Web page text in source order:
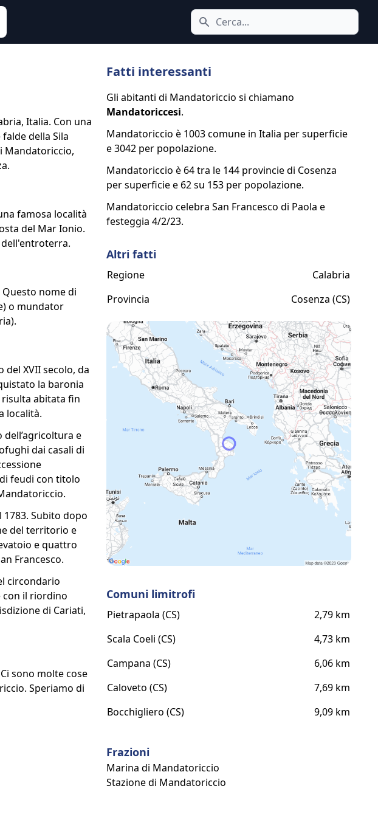
Cerca icona
Italia. Con una
della Sila
Mandatoriccio,
famosa località
del Mar Ionio.
nome di
o mundator
XVII secolo, da
la baronia
abitata fin
località.
e
dai casali di
feudi con titolo
Subito dopo
del territorio e
e quattro
Francesco.
circondario
con il riordino
di Cariati,
sono molte cose
Speriamo di
Fatti interessanti
Gli abitanti di Mandatoriccio si chiamano
Mandatoriccesi.
Mandatoriccio è 1003 comune in Italia per superficie
e 3042 per popolazione.
Mandatoriccio è 64 tra le 144 provincie di Cosenza
per superficie e 62 su 153 per popolazione.
Mandatoriccio celebra San Francesco di Paola e
festeggia 4/2/23.
Altri fatti
Regione
Calabria
Provincia
Cosenza (CS)
Comuni limitrofi
Pietrapaola (CS)
2,79 km
Scala Coeli (CS)
4,73 km
Campana (CS)
6,06 km
Caloveto (CS)
7,69 km
Bocchigliero (CS)
9,09 km
Frazioni
Marina di Mandatoriccio
Stazione di Mandatoriccio